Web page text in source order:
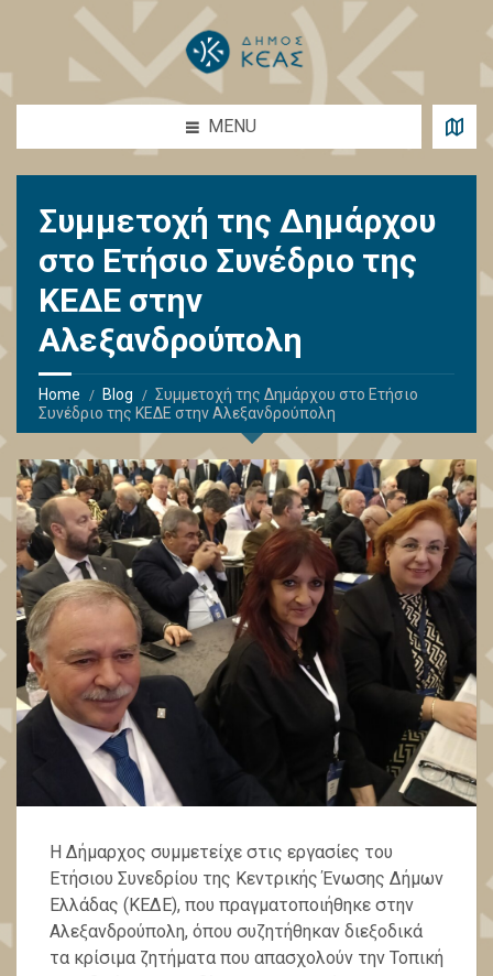
MENU
Συμμετοχή της Δημάρχου
στο Ετήσιο Συνέδριο της
ΚΕΔΕ στην
Αλεξανδρούπολη
Home Blog
Συμμετοχή της Δημάρχου στο Ετήσιο
Συνέδριο της ΚΕΔΕ στην Αλεξανδρούπολη
Η Δήμαρχος συμμετείχε στις εργασίες του
Ετήσιου Συνεδρίου της Κεντρικής Ένωσης Δήμων
Ελλάδας (ΚΕΔΕ), που πραγματοποιήθηκε στην
Αλεξανδρούπολη, όπου συζητήθηκαν διεξοδικά
τα κρίσιμα ζητήματα που απασχολούν την Τοπική